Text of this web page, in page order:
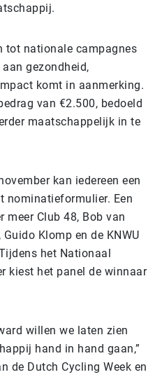
tot nationale campagnes
gezondheid,
komt in aanmerking.
van €2.500, bedoeld
maatschappelijk in te
kan iedereen een
nominatieformulier. Een
meer Club 48, Bob van
Klomp en de KNWU
het Nationaal
kiest het panel de winnaar
willen we laten zien
hand in hand gaan,”
de Dutch Cycling Week en